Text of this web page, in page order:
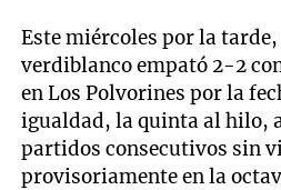
Este miércoles por la
verdiblanco empató 2-2
en Los Polvorines por la
igualdad, la quinta al hilo,
partidos consecutivos sin
provisoriamente en la